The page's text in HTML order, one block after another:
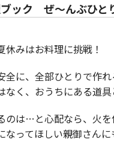
ック ぜ～んぶひと
みはお料理に挑戦！
全に、全部ひとりで作
なく、おうちにある道
のは…と心配なら、火
なってほしい親御さんに